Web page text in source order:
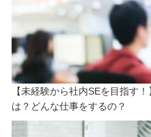
【未経験から社内SEを目指す
は？どんな仕事をするの？